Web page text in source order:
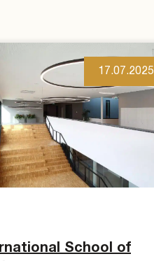
School of
17.07.2025